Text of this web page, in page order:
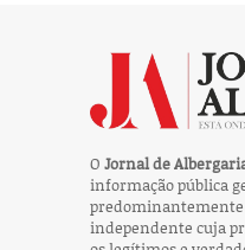
O Jornal de
informação pública
independente cuja